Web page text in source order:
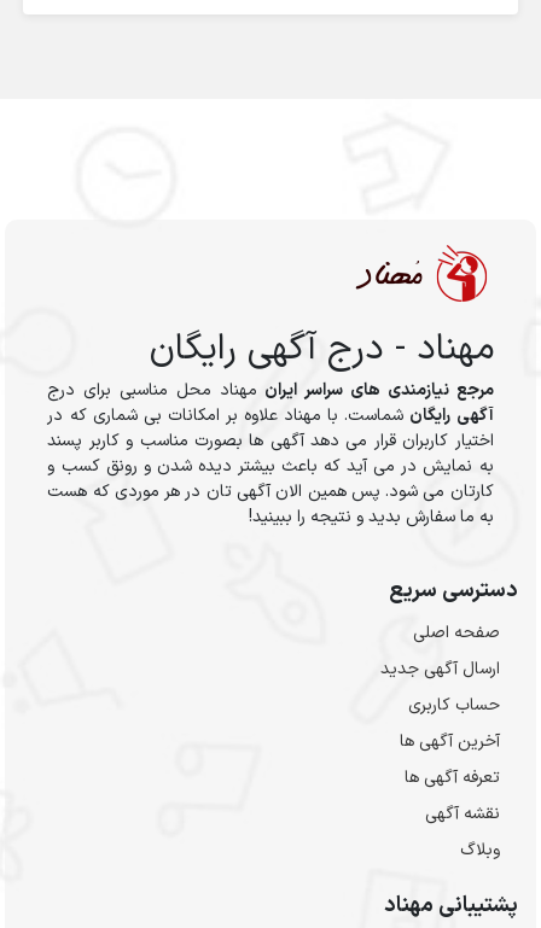
مهناد - درج آگهی رایگان
مرجع نیازمندی های سراسر ایران مهناد محل مناسبی برای درج
آگهی رایگان شماست. با مهناد علاوه بر امکانات بی شماری که در
اختیار کاربران قرار می دهد آگهی ها بصورت مناسب و کاربر پسند
به نمایش در می آید که باعث بیشتر دیده شدن و رونق کسب و
کارتان می شود. پس همین الان آگهی تان در هر موردی که هست
به ما سفارش بدید و نتیجه را ببینید!
دسترسی سریع
صفحه اصلی
ارسال‌ آگهی جدید
حساب کاربری
آخرین آگهی ها
تعرفه آگهی ها
نقشه آگهی
وبلاگ
پشتیبانی مهناد